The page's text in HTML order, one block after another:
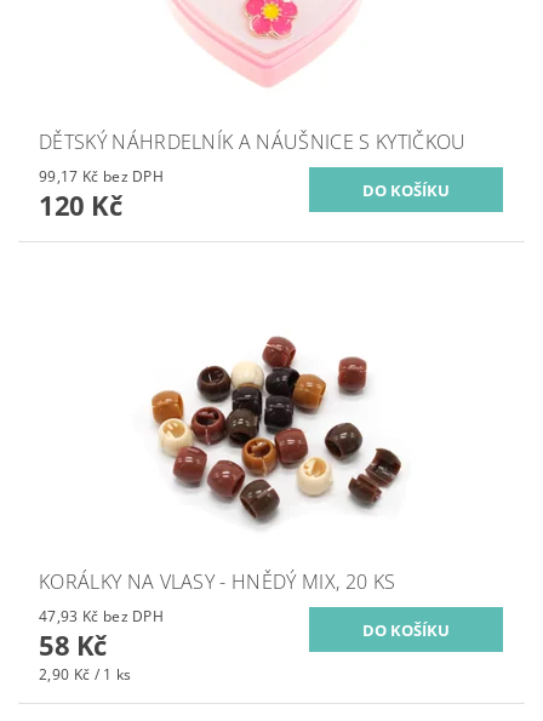
DĚTSKÝ NÁHRDELNÍK A NÁUŠNICE S KYTIČKOU
99,17 Kč bez DPH
120 Kč
KORÁLKY NA VLASY - HNĚDÝ MIX, 20 KS
47,93 Kč bez DPH
58 Kč
2,90 Kč / 1 ks